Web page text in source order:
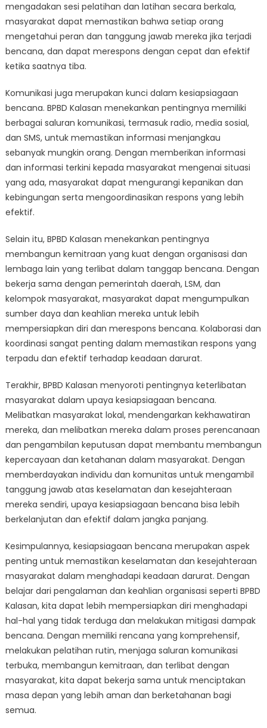
mengadakan sesi pelatihan dan latihan secara berkala,
masyarakat dapat memastikan bahwa setiap orang
mengetahui peran dan tanggung jawab mereka jika terjadi
bencana, dan dapat merespons dengan cepat dan efektif
ketika saatnya tiba.
Komunikasi juga merupakan kunci dalam kesiapsiagaan
bencana. BPBD Kalasan menekankan pentingnya memiliki
berbagai saluran komunikasi, termasuk radio, media sosial,
dan SMS, untuk memastikan informasi menjangkau
sebanyak mungkin orang. Dengan memberikan informasi
dan informasi terkini kepada masyarakat mengenai situasi
yang ada, masyarakat dapat mengurangi kepanikan dan
kebingungan serta mengoordinasikan respons yang lebih
efektif.
Selain itu, BPBD Kalasan menekankan pentingnya
membangun kemitraan yang kuat dengan organisasi dan
lembaga lain yang terlibat dalam tanggap bencana. Dengan
bekerja sama dengan pemerintah daerah, LSM, dan
kelompok masyarakat, masyarakat dapat mengumpulkan
sumber daya dan keahlian mereka untuk lebih
mempersiapkan diri dan merespons bencana. Kolaborasi dan
koordinasi sangat penting dalam memastikan respons yang
terpadu dan efektif terhadap keadaan darurat.
Terakhir, BPBD Kalasan menyoroti pentingnya keterlibatan
masyarakat dalam upaya kesiapsiagaan bencana.
Melibatkan masyarakat lokal, mendengarkan kekhawatiran
mereka, dan melibatkan mereka dalam proses perencanaan
dan pengambilan keputusan dapat membantu membangun
kepercayaan dan ketahanan dalam masyarakat. Dengan
memberdayakan individu dan komunitas untuk mengambil
tanggung jawab atas keselamatan dan kesejahteraan
mereka sendiri, upaya kesiapsiagaan bencana bisa lebih
berkelanjutan dan efektif dalam jangka panjang.
Kesimpulannya, kesiapsiagaan bencana merupakan aspek
penting untuk memastikan keselamatan dan kesejahteraan
masyarakat dalam menghadapi keadaan darurat. Dengan
belajar dari pengalaman dan keahlian organisasi seperti BPBD
Kalasan, kita dapat lebih mempersiapkan diri menghadapi
hal-hal yang tidak terduga dan melakukan mitigasi dampak
bencana. Dengan memiliki rencana yang komprehensif,
melakukan pelatihan rutin, menjaga saluran komunikasi
terbuka, membangun kemitraan, dan terlibat dengan
masyarakat, kita dapat bekerja sama untuk menciptakan
masa depan yang lebih aman dan berketahanan bagi
semua.